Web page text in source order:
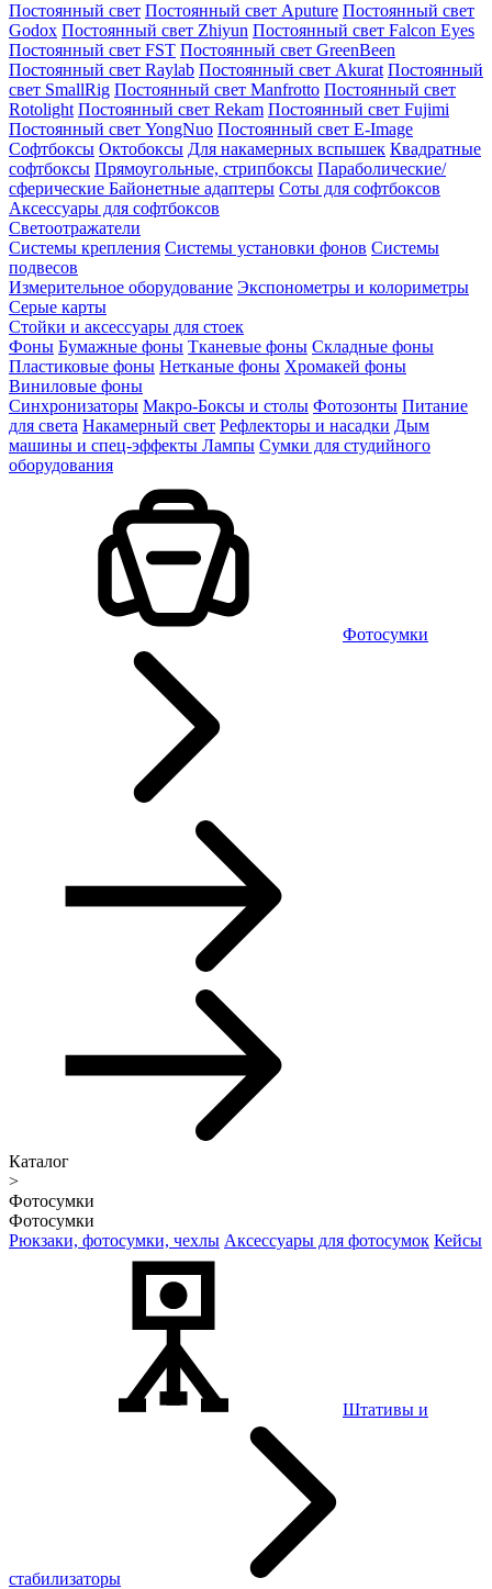
Постоянный свет Постоянный свет Aputure Постоянный свет
Godox Постоянный свет Zhiyun Постоянный свет Falcon Eyes
Постоянный свет FST Постоянный свет GreenBeen
Постоянный свет Raylab Постоянный свет Akurat Постоянный
свет SmallRig Постоянный свет Manfrotto Постоянный свет
Rotolight Постоянный свет Rekam Постоянный свет Fujimi
Постоянный свет YongNuo Постоянный свет E-Image
Софтбоксы Октобоксы Для накамерных вспышек Квадратные
софтбоксы Прямоугольные, стрипбоксы Параболические/
сферические Байонетныe адаптеры Соты для софтбоксов
Аксессуары для софтбоксов
Светоотражатели
Системы крепления Системы установки фонов Системы
подвесов
Измерительное оборудование Экспонометры и колориметры
Серые карты
Стойки и аксессуары для стоек
Фоны Бумажные фоны Тканевые фоны Складные фоны
Пластиковые фоны Нетканые фоны Хромакей фоны
Виниловые фоны
Синхронизаторы Макро-Боксы и столы Фотозонты Питание
для света Накамерный свет Рефлекторы и насадки Дым
машины и спец-эффекты Лампы Сумки для студийного
оборудования
Фотосумки
Каталог
>
Фотосумки
Фотосумки
Рюкзаки, фотосумки, чехлы Аксессуары для фотосумок Кейсы
Штативы и
стабилизаторы